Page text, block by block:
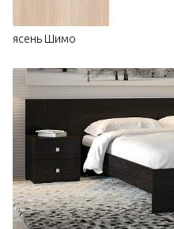
ясень Шимо